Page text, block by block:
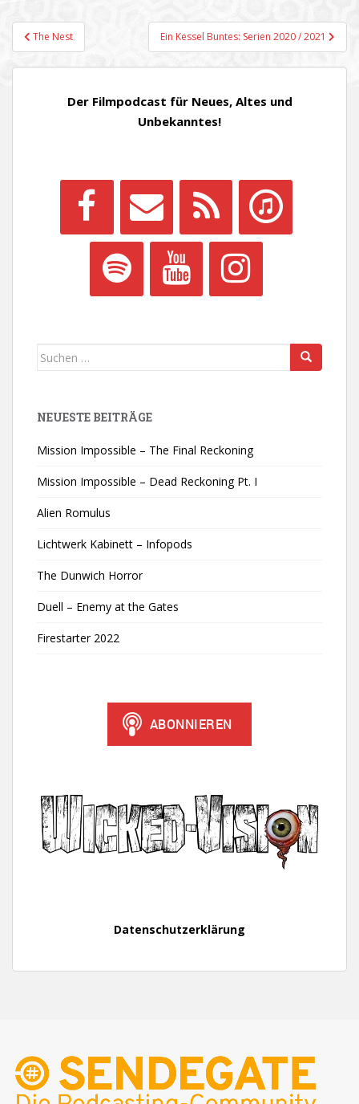
Beitragsnavigation
The Nest Ein Kessel Buntes: Serien 2020 / 2021
Der Filmpodcast für Neues, Altes und
Unbekanntes!
Suchen
NEUESTE BEITRÄGE
Mission Impossible – The Final Reckoning
Mission Impossible – Dead Reckoning Pt. I
Alien Romulus
Lichtwerk Kabinett – Infopods
The Dunwich Horror
Duell – Enemy at the Gates
Firestarter 2022
Datenschutzerklärung